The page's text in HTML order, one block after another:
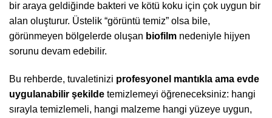
bir araya geldiğinde bakteri ve kötü koku için çok uygun bir
alan oluşturur. Üstelik “görüntü temiz” olsa bile,
görünmeyen bölgelerde oluşan biofilm nedeniyle hijyen
sorunu devam edebilir.
Bu rehberde, tuvaletinizi profesyonel mantıkla ama evde
uygulanabilir şekilde temizlemeyi öğreneceksiniz: hangi
sırayla temizlemeli, hangi malzeme hangi yüzeye uygun,